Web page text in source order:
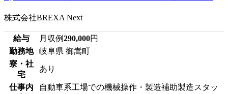
株式会社BREXA Next
給与 月収例290,000円
勤務地
岐阜県 御嵩町
寮・社
宅
あり
仕事内
自動車系工場での機械操作・製造補助製造スタッ